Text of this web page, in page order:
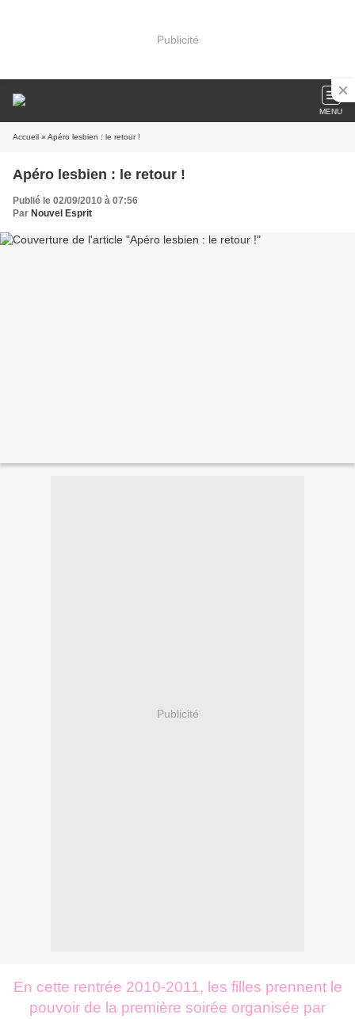
Publicité
MENU
Accueil » Apéro lesbien : le retour !
Apéro lesbien : le retour !
Publié le 02/09/2010 à 07:56
Par Nouvel Esprit
Publicité
En cette rentrée 2010-2011, les filles prennent le
pouvoir de la première soirée organisée par